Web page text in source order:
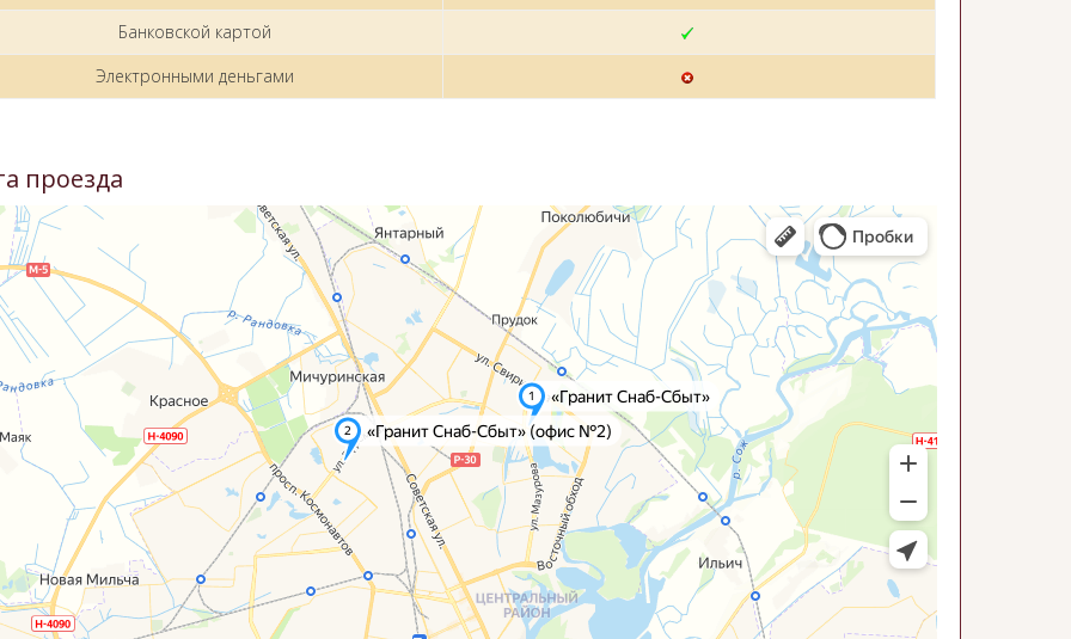
Банковской картой
Электронными деньгами
проезда